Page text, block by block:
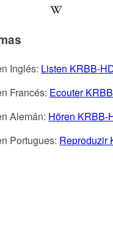
Inglés: Listen KRBB-
Francés: Ecouter
Alemán: Hören KRBB-
Portugues: Reproduzir